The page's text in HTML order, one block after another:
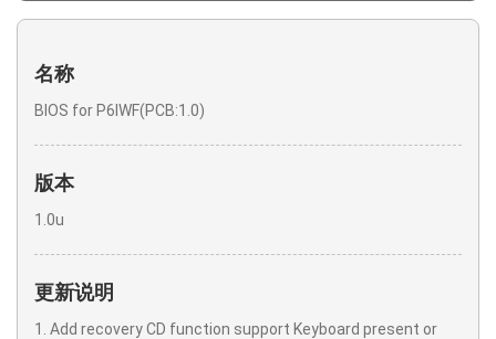
名称
BIOS for P6IWF(PCB:1.0)
版本
1.0u
更新说明
1. Add recovery CD function support Keyboard present or